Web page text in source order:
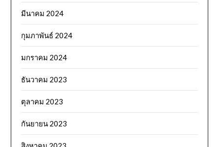
มีนาคม 2024
กุมภาพันธ์ 2024
มกราคม 2024
ธันวาคม 2023
ตุลาคม 2023
กันยายน 2023